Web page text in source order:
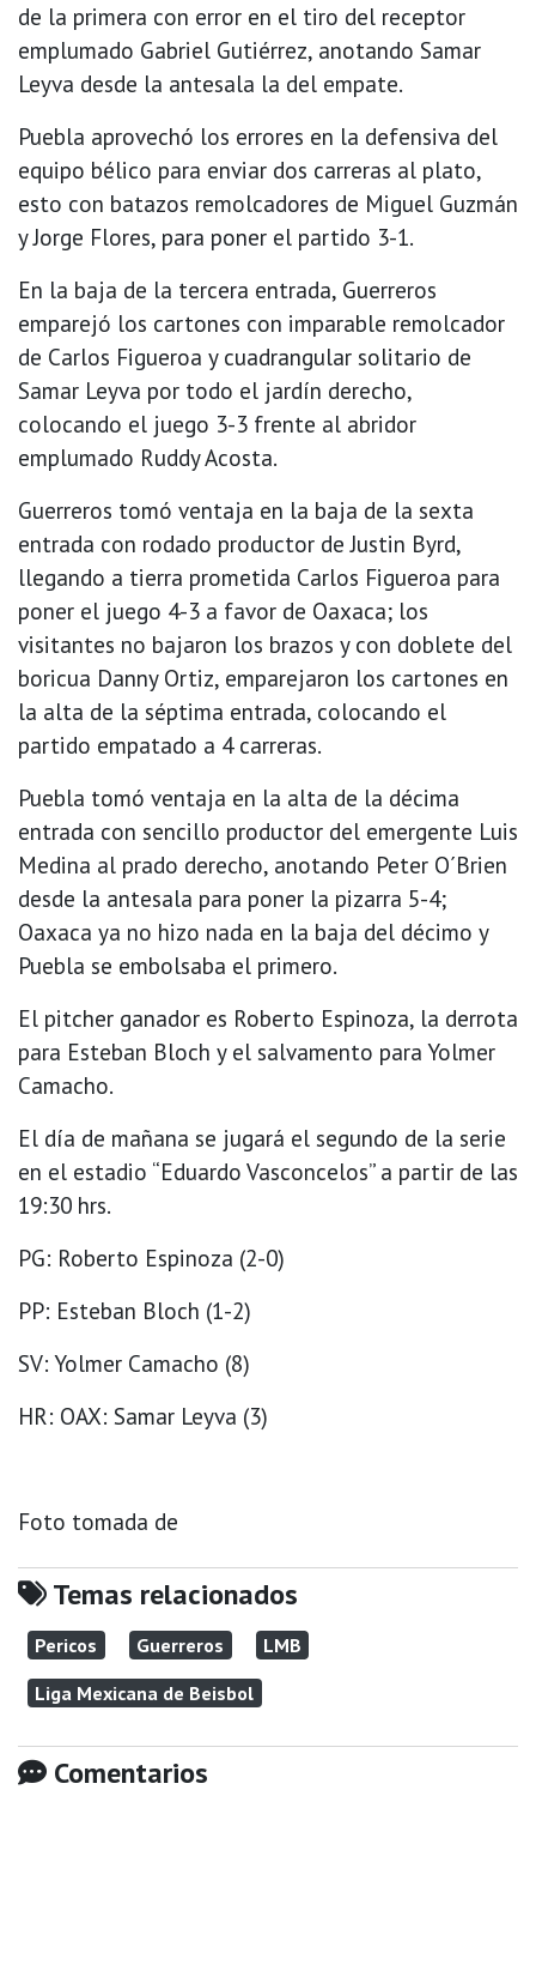
de la primera con error en el tiro del receptor
emplumado Gabriel Gutiérrez, anotando Samar
Leyva desde la antesala la del empate.
Puebla aprovechó los errores en la defensiva del
equipo bélico para enviar dos carreras al plato,
esto con batazos remolcadores de Miguel Guzmán
y Jorge Flores, para poner el partido 3-1.
En la baja de la tercera entrada, Guerreros
emparejó los cartones con imparable remolcador
de Carlos Figueroa y cuadrangular solitario de
Samar Leyva por todo el jardín derecho,
colocando el juego 3-3 frente al abridor
emplumado Ruddy Acosta.
Guerreros tomó ventaja en la baja de la sexta
entrada con rodado productor de Justin Byrd,
llegando a tierra prometida Carlos Figueroa para
poner el juego 4-3 a favor de Oaxaca; los
visitantes no bajaron los brazos y con doblete del
boricua Danny Ortiz, emparejaron los cartones en
la alta de la séptima entrada, colocando el
partido empatado a 4 carreras.
Puebla tomó ventaja en la alta de la décima
entrada con sencillo productor del emergente Luis
Medina al prado derecho, anotando Peter O´Brien
desde la antesala para poner la pizarra 5-4;
Oaxaca ya no hizo nada en la baja del décimo y
Puebla se embolsaba el primero.
El pitcher ganador es Roberto Espinoza, la derrota
para Esteban Bloch y el salvamento para Yolmer
Camacho.
El día de mañana se jugará el segundo de la serie
en el estadio “Eduardo Vasconcelos” a partir de las
19:30 hrs.
PG: Roberto Espinoza (2-0)
PP: Esteban Bloch (1-2)
SV: Yolmer Camacho (8)
HR: OAX: Samar Leyva (3)
Foto tomada de
Temas relacionados
Pericos Guerreros
LMB
Liga Mexicana de Beisbol
Comentarios